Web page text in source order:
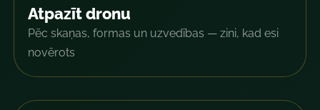
Atpazīt dronu
Pēc skaņas, formas un uzvedības — zini, kad esi
novērots